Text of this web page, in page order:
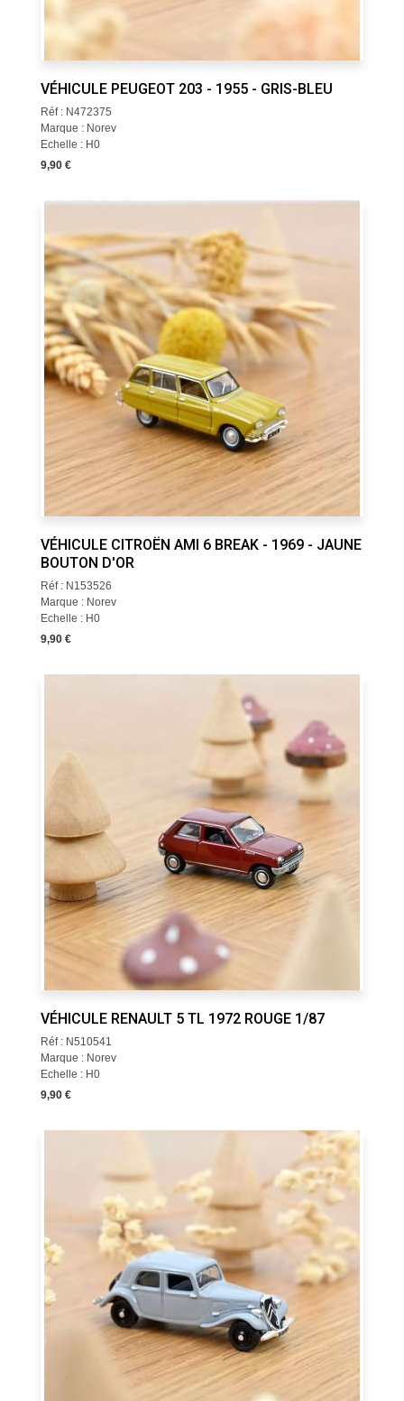
VÉHICULE PEUGEOT 203 - 1955 - GRIS-BLEU
Réf : N472375
Marque : Norev
Echelle : H0
9,90 €
VÉHICULE CITROËN AMI 6 BREAK - 1969 - JAUNE
BOUTON D'OR
Réf : N153526
Marque : Norev
Echelle : H0
9,90 €
VÉHICULE RENAULT 5 TL 1972 ROUGE 1/87
Réf : N510541
Marque : Norev
Echelle : H0
9,90 €